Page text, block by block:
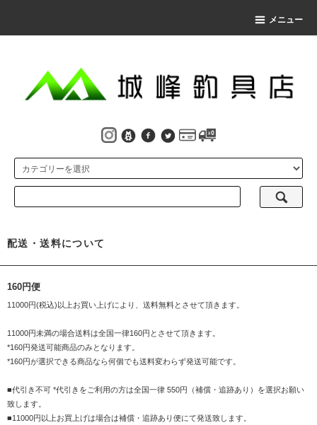
メニュー
配送・送料について
160円便
11000円(税込)以上お買い上げにより、送料無料とさせて頂きます。
11000円未満の場合送料は全国一律160円とさせて頂きます。
*160円発送可能商品のみとなります。
*160円が選択できる商品なら何個でも送料変わらず発送可能です。
■代引き不可 *代引きをご利用の方は全国一律 550円（補償・追跡あり）を選択お願い
致します。
■11000円以上お買上げは場合は補償・追跡あり便にて発送致します。